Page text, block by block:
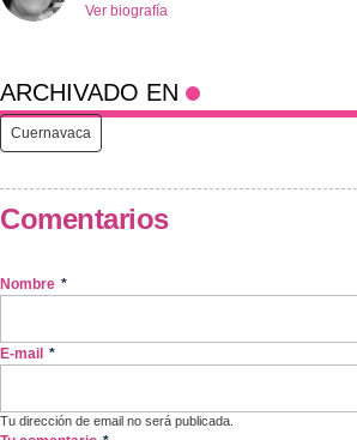
Ver biografía
ARCHIVADO EN
Cuernavaca
Comentarios
Nombre *
E-mail *
Tu dirección de email no será publicada.